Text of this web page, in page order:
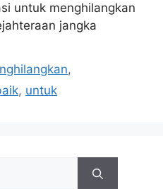
untuk menghilangkan
jangka
,
, untuk